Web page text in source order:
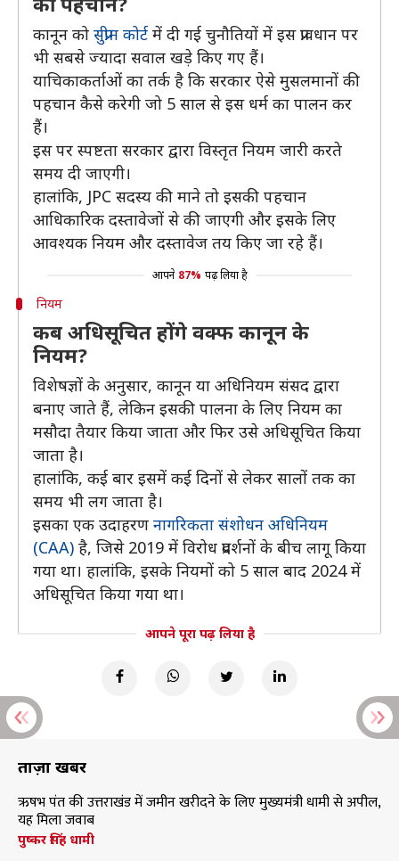
कानून को सुप्रीम कोर्ट में दी गई चुनौतियों में इस प्रावधान पर
भी सबसे ज्यादा सवाल खड़े किए गए हैं।
याचिकाकर्ताओं का तर्क है कि सरकार ऐसे मुसलमानों की
पहचान कैसे करेगी जो 5 साल से इस धर्म का पालन कर
हैं।
इस पर स्पष्टता सरकार द्वारा विस्तृत नियम जारी करते
समय दी जाएगी।
हालांकि, JPC सदस्य की माने तो इसकी पहचान
आधिकारिक दस्तावेजों से की जाएगी और इसके लिए
आवश्यक नियम और दस्तावेज तय किए जा रहे हैं।
आपने 87% पढ़ लिया है
नियम
कब अधिसूचित होंगे वक्फ कानून के
नियम?
विशेषज्ञों के अनुसार, कानून या अधिनियम संसद द्वारा
बनाए जाते हैं, लेकिन इसकी पालना के लिए नियम का
मसौदा तैयार किया जाता और फिर उसे अधिसूचित किया
जाता है।
हालांकि, कई बार इसमें कई दिनों से लेकर सालों तक का
समय भी लग जाता है।
इसका एक उदाहरण नागरिकता संशोधन अधिनियम
(CAA) है, जिसे 2019 में विरोध प्रदर्शनों के बीच लागू किया
गया था। हालांकि, इसके नियमों को 5 साल बाद 2024 में
अधिसूचित किया गया था।
आपने पूरा पढ़ लिया है
ताज़ा खबरें
ऋषभ पंत की उत्तराखंड में जमीन खरीदने के लिए मुख्यमंत्री धामी से अपील,
यह मिला जवाब
पुष्कर सिंह धामी